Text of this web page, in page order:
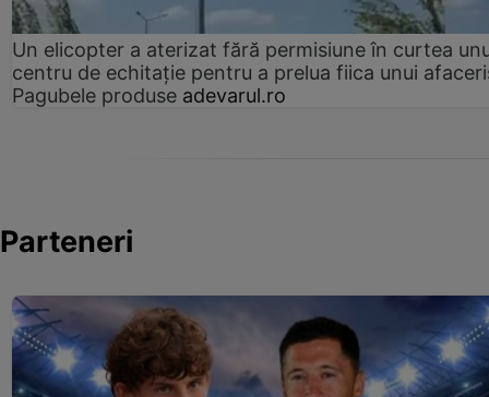
Un elicopter a aterizat fără permisiune în curtea
centru de echitație pentru a prelua fiica unui
Pagubele produse adevarul.ro
Parteneri